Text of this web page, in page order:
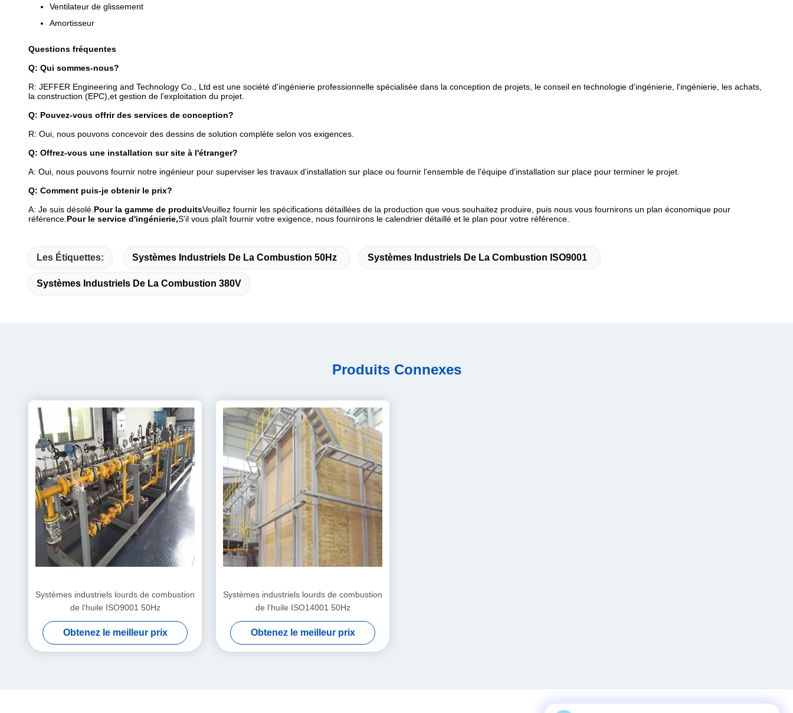
Ventilateur de glissement
Amortisseur
Questions fréquentes
Q: Qui sommes-nous?
R: JEFFER Engineering and Technology Co., Ltd est une société d'ingénierie professionnelle spécialisée dans la conception de projets, le conseil en technologie d'ingénierie, l'ingénierie, les achats,
la construction (EPC),et gestion de l'exploitation du projet.
Q: Pouvez-vous offrir des services de conception?
R: Oui, nous pouvons concevoir des dessins de solution complète selon vos exigences.
Q: Offrez-vous une installation sur site à l'étranger?
A: Oui, nous pouvons fournir notre ingénieur pour superviser les travaux d'installation sur place ou fournir l'ensemble de l'équipe d'installation sur place pour terminer le projet.
Q: Comment puis-je obtenir le prix?
A: Je suis désolé. Pour la gamme de produitsVeuillez fournir les spécifications détaillées de la production que vous souhaitez produire, puis nous vous fournirons un plan économique pour
référence. Pour le service d'ingénierie,S'il vous plaît fournir votre exigence, nous fournirons le calendrier détaillé et le plan pour votre référence.
Les Étiquettes: Systèmes Industriels De La Combustion 50Hz Systèmes Industriels De La Combustion ISO9001
Systèmes Industriels De La Combustion 380V
Produits Connexes
Systèmes industriels lourds de combustion
de l'huile ISO9001 50Hz
Obtenez le meilleur prix
Systèmes industriels lourds de combustion
de l'huile ISO14001 50Hz
Obtenez le meilleur prix